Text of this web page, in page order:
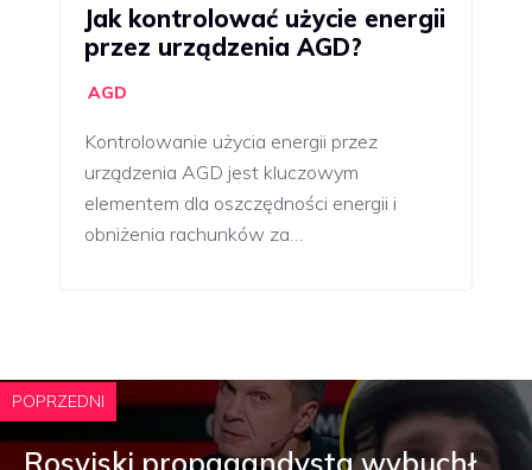
Jak kontrolować użycie energii
przez urządzenia AGD?
AGD
Kontrolowanie użycia energii przez
urządzenia AGD jest kluczowym
elementem dla oszczędności energii i
obniżenia rachunków za…
POPRZEDNI
Rosyjski propagandysta wybuchł